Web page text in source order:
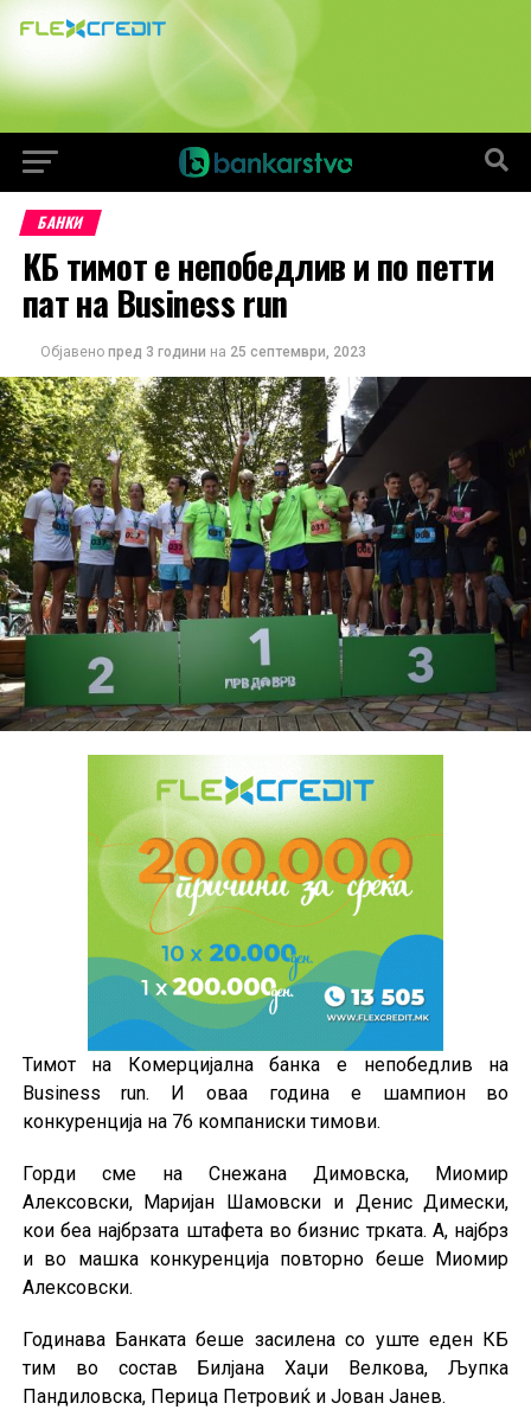
БАНКИ
КБ тимот е непобедлив и по петти
пат на Business run
Објавено пред 3 години на 25 септември, 2023
Тимот на Комерцијална банка е непобедлив на
Business run. И оваа година е шампион во
конкуренција на 76 компаниски тимови.
Горди сме на Снежана Димовска, Миомир
Алексовски, Маријан Шамовски и Денис Димески,
кои беа најбрзата штафета во бизнис трката. А, најбрз
и во машка конкуренција повторно беше Миомир
Алексовски.
Годинава Банката беше засилена со уште еден КБ
тим во состав Билјана Хаџи Велкова, Љупка
Пандиловска, Перица Петровиќ и Јован Јанев.